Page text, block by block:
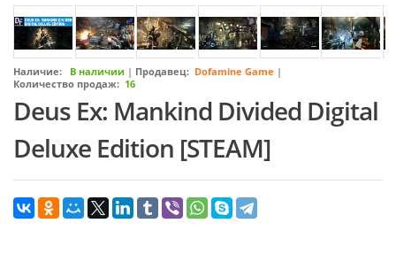
Наличие: В наличии | Продавец: Dofamine Game |
Количество продаж: 16
Deus Ex: Mankind Divided Digital
Deluxe Edition [STEAM]